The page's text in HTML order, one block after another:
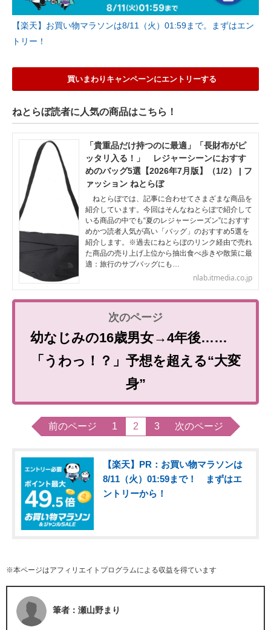
【楽天】お買い物マラソンは8/11（火）01:59まで。まずはエン
トリー！
買いまわりキャンペーンにエントリーする
ねとらぼ読者に人気の商品はこちら！
「貴重品だけ持つのに最適」「長財布がピ
ッタリ入る！」 レジャーシーンにおすす
めのバッグ5選【2026年7月版】（1/2） | フ
ァッション ねとらぼ
ねとらぼでは、記事に合わせてさまざまな商品を
紹介しています。今回はそんなねとらぼで紹介して
いる商品の中でも“夏のレジャーシーズン”におすす
めかつ読者人気が高い「バッグ」のおすすめ5選を
紹介します。※過去にねとらぼのリンク経由で売れ
た商品の売り上げ上位から抽出食べ歩きや散策に最
適：旅行のサブバッグにも…
nlab.itmedia.co.jp
幼なじみの16歳男女→4年後……
「うわっ！？」予想を超える“大変
身”
前のページ 1 2 3 次のページ
【楽天】PR：お買い物マラソンは
8/11（火）01:59まで！ まずはエ
ントリーから！
※本ページはアフィリエイトプログラムによる収益を得ています
筆者：瀬山野まり